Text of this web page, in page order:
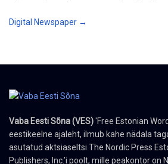
Digital Newspaper →
Vaba Eesti Sõna (VES)'Free Estonian
eestikeelne ajaleht, ilmub kahe nädala
asutatud aktsiaseltsi The Nordic Press
Publishers, Inc.’i poolt, mille peakontor on